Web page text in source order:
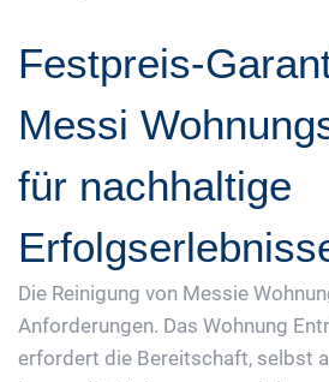
Festpreis-
Messi
für nachhaltige
Die Reinigung von Messie
Anforderungen. Das Wohnung
erfordert die Bereitschaft, selbst